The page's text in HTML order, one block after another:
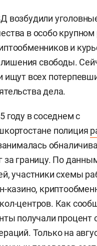
возбудили
в особо крупном
и
лишения свободы.
ищут всех
дела.
году в соседнем с
полиция
за границу. По
участники схемы
казино,
центров. Как
получали процент
Только на